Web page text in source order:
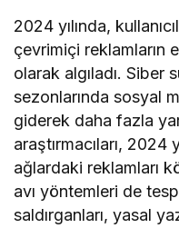
2024 yılında,
çevrimiçi reklamların
olarak algıladı.
sezonlarında sosyal
giderek daha fazla
araştırmacıları, 2024
ağlardaki reklamları
avı yöntemleri de
saldırganları, yasal